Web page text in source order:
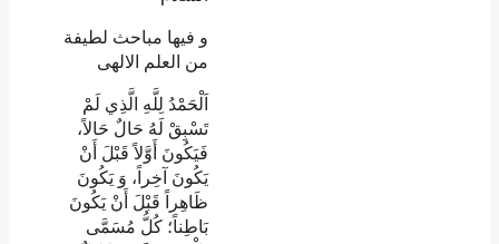
و فيها مباحث لطيفة
من العلم الالهى
اَلْحَمْدُ لِلَّهِ الَّذِي لَمْ
تَسْبِقْ لَهُ حَالٌ حَالاً،
فَيَكُونَ أَوَّلاً قَبْلَ أَنْ
يَكُونَ آخِراً، وَ يَكُونَ
ظَاهِراً قَبْلَ أَنْ يَكُونَ
بَاطِناً؛ كُلُّ مُسَمَّى